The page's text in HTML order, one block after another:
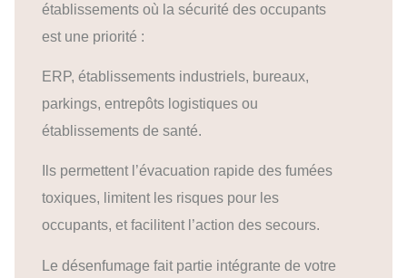
établissements où la sécurité des occupants
est une priorité :
ERP, établissements industriels, bureaux,
parkings, entrepôts logistiques ou
établissements de santé.
Ils permettent l’évacuation rapide des fumées
toxiques, limitent les risques pour les
occupants, et facilitent l’action des secours.
Le désenfumage fait partie intégrante de votre